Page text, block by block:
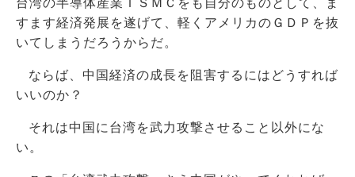
すます経済発展を遂げて、軽くアメリカのＧＤＰを抜
いてしまうだろうからだ。
ならば、中国経済の成長を阻害するにはどうすれば
いいのか？
それは中国に台湾を武力攻撃させること以外にな
い。